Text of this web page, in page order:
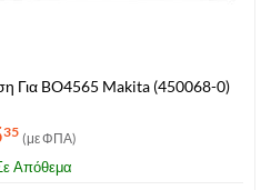
Για BO4565 Makita (450068-0)
35 (με ΦΠΑ)
Απόθεμα